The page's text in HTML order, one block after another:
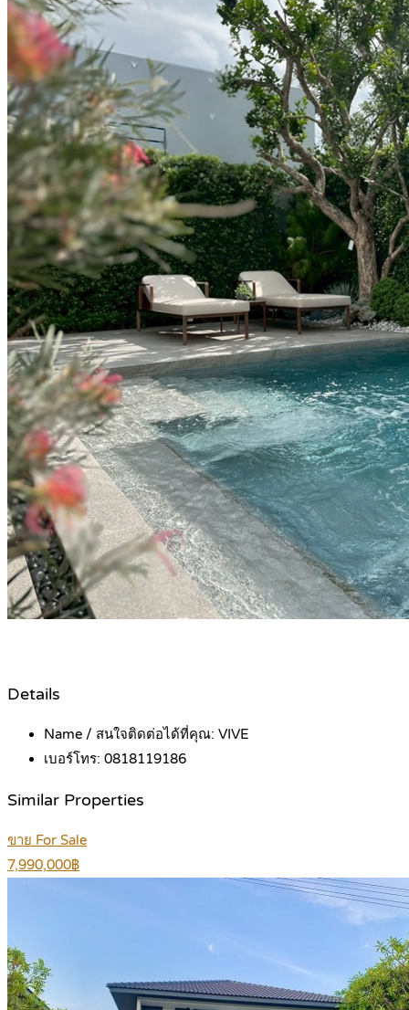
Details
Name / สนใจติดต่อได้ที่คุณ: VIVE
เบอร์โทร: 0818119186
Similar Properties
ขาย For Sale
7,990,000฿